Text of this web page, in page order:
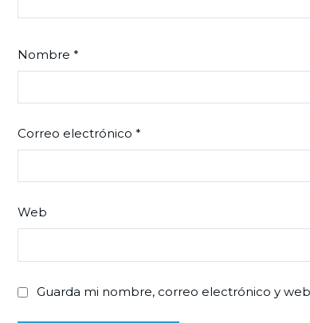
Nombre *
Correo electrónico *
Web
Guarda mi nombre, correo electrónico y